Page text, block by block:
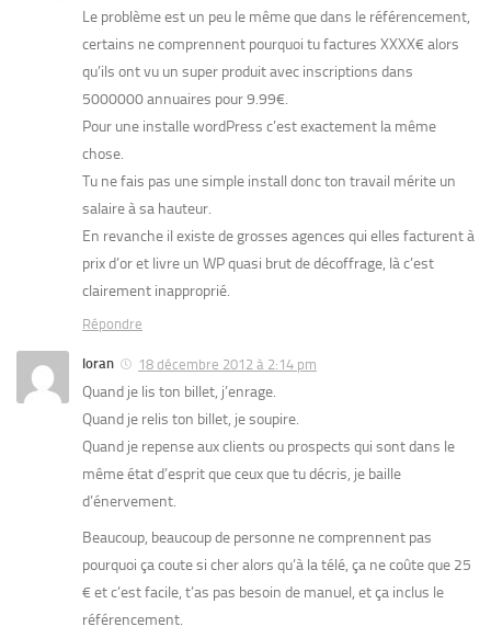
Le problème est un peu le même que dans le référencement,
certains ne comprennent pourquoi tu factures XXXX€ alors
qu’ils ont vu un super produit avec inscriptions dans
5000000 annuaires pour 9.99€.
Pour une installe wordPress c’est exactement la même
chose.
Tu ne fais pas une simple install donc ton travail mérite un
salaire à sa hauteur.
En revanche il existe de grosses agences qui elles facturent à
prix d’or et livre un WP quasi brut de décoffrage, là c’est
clairement inapproprié.
Répondre
loran 18 décembre 2012 à 2:14 pm
Quand je lis ton billet, j’enrage.
Quand je relis ton billet, je soupire.
Quand je repense aux clients ou prospects qui sont dans le
même état d’esprit que ceux que tu décris, je baille
d’énervement.
Beaucoup, beaucoup de personne ne comprennent pas
pourquoi ça coute si cher alors qu’à la télé, ça ne coûte que 25
€ et c’est facile, t’as pas besoin de manuel, et ça inclus le
référencement.